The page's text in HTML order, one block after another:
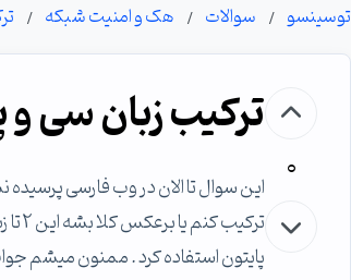
توسینسو سوالات هک و امنیت شبکه
0
ترکیب زبان سی و
این سوال تا الان در وب فارسی
پایتون استفاده کرد . ممنون میشم